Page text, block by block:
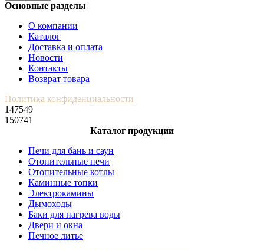
Основные разделы
О компании
Каталог
Доставка и оплата
Новости
Контакты
Возврат товара
Политика конфиденциальности
147549
150741
Каталог продукции
Печи для бань и саун
Отопительные печи
Отопительные котлы
Каминные топки
Электрокамины
Дымоходы
Баки для нагрева воды
Двери и окна
Печное литье